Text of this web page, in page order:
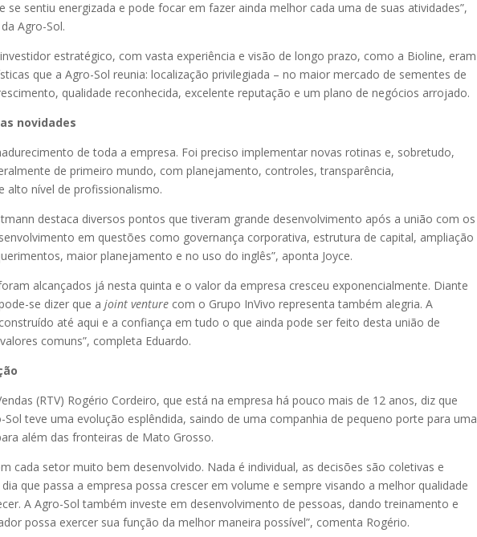
se sentiu energizada e pode focar em fazer ainda melhor cada uma de suas atividades”,
Agro-Sol.
estratégico, com vasta experiência e visão de longo prazo, como a Bioline, eram
que a Agro-Sol reunia: localização privilegiada – no maior mercado de sementes de
qualidade reconhecida, excelente reputação e um plano de negócios arrojado.
novidades
de toda a empresa. Foi preciso implementar novas rotinas e, sobretudo,
de primeiro mundo, com planejamento, controles, transparência,
alto nível de profissionalismo.
destaca diversos pontos que tiveram grande desenvolvimento após a união com os
em questões como governança corporativa, estrutura de capital, ampliação
maior planejamento e no uso do inglês”, aponta Joyce.
alcançados já nesta quinta e o valor da empresa cresceu exponencialmente. Diante
se dizer que ajoint venture com o Grupo InVivo representa também alegria. A
até aqui e a confiança em tudo o que ainda pode ser feito desta união de
comuns”, completa Eduardo.
(RTV) Rogério Cordeiro, que está na empresa há pouco mais de 12 anos, diz que
teve uma evolução esplêndida, saindo de uma companhia de pequeno porte para uma
além das fronteiras de Mato Grosso.
cada setor muito bem desenvolvido. Nada é individual, as decisões são coletivas e
que passa a empresa possa crescer em volume e sempre visando a melhor qualidade
A Agro-Sol também investe em desenvolvimento de pessoas, dando treinamento e
possa exercer sua função da melhor maneira possível”, comenta Rogério.